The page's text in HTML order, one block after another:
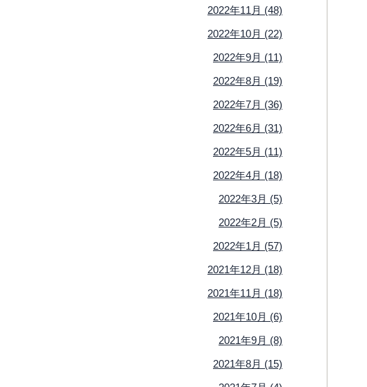
2022年11月 (48)
2022年10月 (22)
2022年9月 (11)
2022年8月 (19)
2022年7月 (36)
2022年6月 (31)
2022年5月 (11)
2022年4月 (18)
2022年3月 (5)
2022年2月 (5)
2022年1月 (57)
2021年12月 (18)
2021年11月 (18)
2021年10月 (6)
2021年9月 (8)
2021年8月 (15)